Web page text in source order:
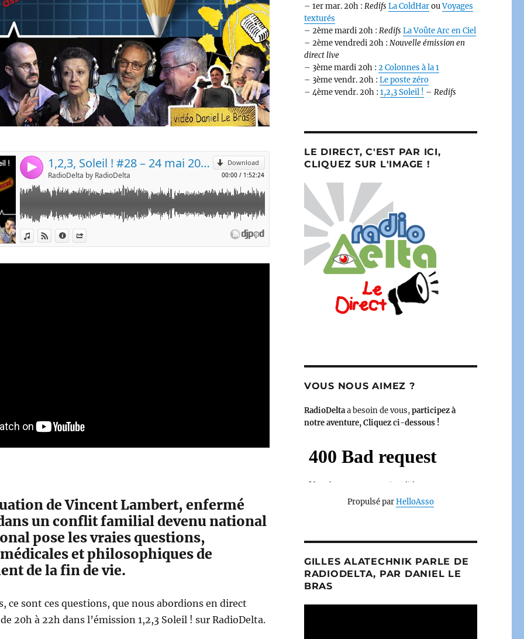
de Vincent Lambert, enfermé
un conflit familial devenu national
pose les vraies questions,
et philosophiques de
de la fin de vie.
ce sont ces questions, que nous abordions en direct
20h à 22h dans l’émission 1,2,3 Soleil ! sur RadioDelta.
– 1er mar. 20h : Redifs La ColdHarouVoyages
texturés
– 2ème mardi 20h : Redifs La Voûte Arc en Ciel
– 2ème vendredi 20h : Nouvelle émission en
direct live
– 3ème mardi 20h : 2 Colonnes à la 1
– 3ème vendr. 20h : Le poste zéro
– 4ème vendr. 20h : 1,2,3 Soleil ! – Redifs
LE DIRECT, C'EST PAR ICI,
CLIQUEZ SUR L'IMAGE !
VOUS NOUS AIMEZ ?
RadioDeltaa besoin de vous,participez à
notre aventure, Cliquez ci-dessous !
Propulsé parHelloAsso
GILLES ALATECHNIK PARLE DE
RADIODELTA, PAR DANIEL LE
BRAS